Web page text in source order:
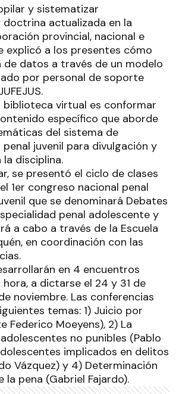
y sistematizar
doctrina actualizada en la
provincial, nacional e
explicó a los presentes cómo
de datos a través de un modelo
por personal de soporte
biblioteca virtual es conformar
específico que aborde
del sistema de
juvenil para divulgación y
disciplina.
se presentó el ciclo de clases
1er congreso nacional penal
que se denominará Debates
penal adolescente y
a cabo a través de la Escuela
en coordinación con las
en 4 encuentros
a dictarse el 24 y 31 de
noviembre. Las conferencias
temas: 1) Juicio por
Federico Moeyens), 2) La
no punibles (Pablo
implicados en delitos
Vázquez) y 4) Determinación
la pena (Gabriel Fajardo).